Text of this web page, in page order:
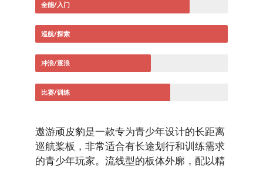
全能/入门
巡航/探索
冲浪/逐浪
比赛/训练
遨游顽皮豹是一款专为青少年设计的长距离
巡航桨板，非常适合有长途划行和训练需求
的青少年玩家。流线型的板体外廓，配以精